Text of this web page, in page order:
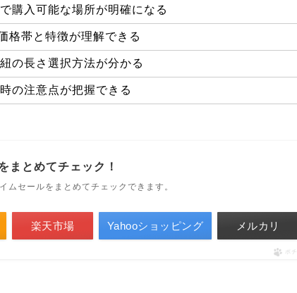
購入可能な場所が明確になる
格帯と特徴が理解できる
の長さ選択方法が分かる
の注意点が把握できる
まとめてチェック！
ムセールをまとめてチェックできます。
楽天市場 Yahooショッピング メルカリ
ポ